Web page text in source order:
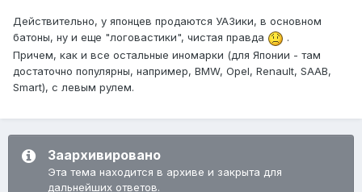
Действительно, у японцев продаются УАЗики, в основном
батоны, ну и еще "логовастики", чистая правда
.
Причем, как и все остальные иномарки (для Японии - там
достаточно популярны, например, BMW, Opel, Renault, SAAB,
Smart), с левым рулем.
Заархивировано
Эта тема находится в архиве и закрыта для
дальнейших ответов.